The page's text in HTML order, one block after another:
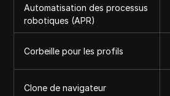
Automatisation des processus
robotiques (APR)
Corbeille pour les profils
Clone de navigateur